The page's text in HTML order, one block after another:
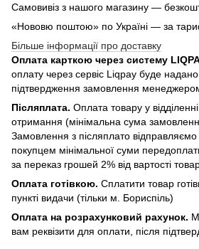
Самовивіз з нашого магазину —
«Нововю поштою» по Україні — за
Більше інформації про доставку
Оплата карткою через систему
оплату через сервіс Liqpay буде
підтвердження замовлення
Післяплата. Оплата товару у
отримання (мінімальна сума
Замовлення з післяплато відправляємо
покупцем мінімальної суми
за переказ грошей 2% від вартості
Оплата готівкою. Сплатити товар
пункті видачи (тільки м. Бориспіль)
Оплата на розрахунковий рахунок.
вам реквізити для оплати, після